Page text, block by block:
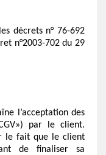
décrets n° 76-692
n°2003-702 du 29
l’acceptation des
par le client.
le fait que le client
de finaliser sa